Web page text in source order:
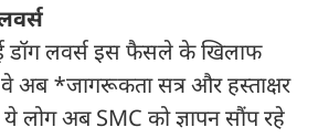
लवर्स इस फैसले के खिलाफ
अब *जागरूकता सत्र और हस्ताक्षर
लोग अब SMC को ज्ञापन सौंप रहे